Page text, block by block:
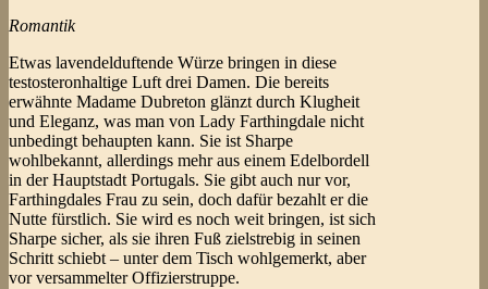
Romantik
Etwas lavendelduftende Würze bringen in diese
testosteronhaltige Luft drei Damen. Die bereits
erwähnte Madame Dubreton glänzt durch Klugheit
und Eleganz, was man von Lady Farthingdale nicht
unbedingt behaupten kann. Sie ist Sharpe
wohlbekannt, allerdings mehr aus einem Edelbordell
in der Hauptstadt Portugals. Sie gibt auch nur vor,
Farthingdales Frau zu sein, doch dafür bezahlt er die
Nutte fürstlich. Sie wird es noch weit bringen, ist sich
Sharpe sicher, als sie ihren Fuß zielstrebig in seinen
Schritt schiebt – unter dem Tisch wohlgemerkt, aber
vor versammelter Offizierstruppe.